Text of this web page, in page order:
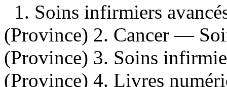
1. Soins infirmiers
(Province) 2. Cancer —
(Province) 3. Soins
(Province) 4. Livres